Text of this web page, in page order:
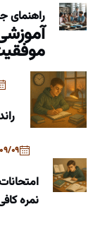
راهنمای
09
نمره